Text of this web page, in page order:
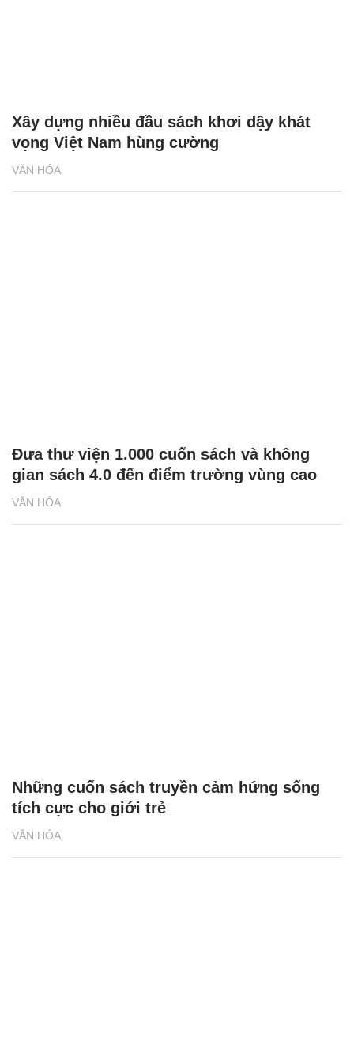
VĂN HÓA
Xây dựng nhiều đầu sách khơi dậy khát
vọng Việt Nam hùng cường
VĂN HÓA
Đưa thư viện 1.000 cuốn sách và không
gian sách 4.0 đến điểm trường vùng cao
VĂN HÓA
Những cuốn sách truyền cảm hứng sống
tích cực cho giới trẻ